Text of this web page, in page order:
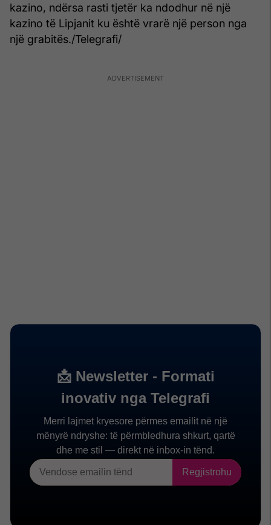
kazino, ndërsa rasti tjetër ka ndodhur në një
kazino të Lipjanit ku është vrarë një person nga
një grabitës./Telegrafi/